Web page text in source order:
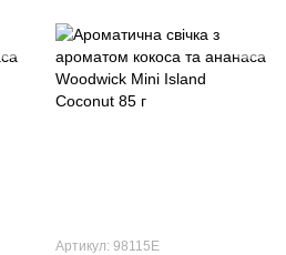
Артикул: 98115E